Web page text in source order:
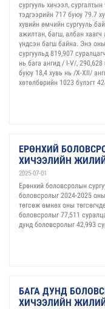
сургууль хичээл,
тэдгээрийн 717 буюу 79.7
хувийн өмчийн сургууль
ажилтан, багш, албан
үндсэн багш байна. Энэ
сургуульд 819,907
нь бага ангид / I-V/,
буюу 18,4 хувь нь /X-XII/
хөтөлбөрийн 1023 бүлэгт
ЕРӨНХИЙ
ХИЧЭЭЛИЙН
2025-07-01
Ерөнхий боловсролын
боловсролыг 2024-2025
төгсөж өмнөх оны
боловсролыг 77,511
дунд боловсролыг 42,993
БАГА ДУНД
ХИЧЭЭЛИЙН